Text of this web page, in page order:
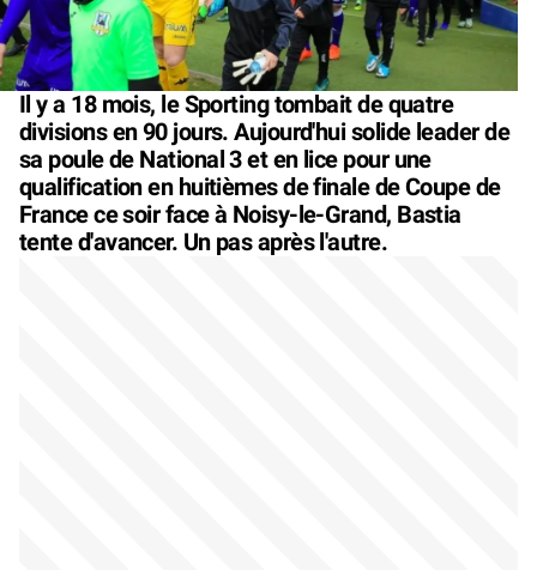
Il y a 18 mois, le Sporting tombait de quatre
divisions en 90 jours. Aujourd'hui solide leader de
sa poule de National 3 et en lice pour une
qualification en huitièmes de finale de Coupe de
France ce soir face à Noisy-le-Grand, Bastia
tente d'avancer. Un pas après l'autre.